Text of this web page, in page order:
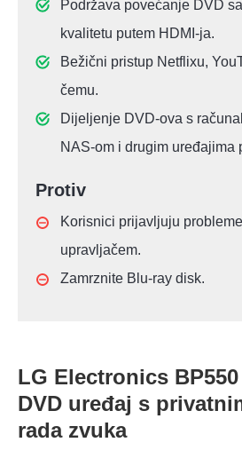
Podržava povećanje DVD
kvalitetu putem HDMI-ja.
Bežični pristup Netflixu,
čemu.
Dijeljenje DVD-ova s
NAS-om i drugim uređajima
Protiv
Korisnici prijavljuju
upravljačem.
Zamrznite Blu-ray disk.
LG Electronics BP550
DVD uređaj s
rada zvuka